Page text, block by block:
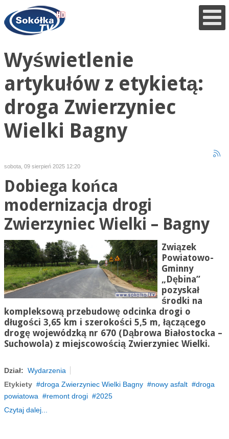
Wyświetlenie
artykułów z etykietą:
droga Zwierzyniec
Wielki Bagny
sobota, 09 sierpień 2025 12:20
Dobiega końca
modernizacja drogi
Zwierzyniec Wielki – Bagny
Związek
Powiatowo-
Gminny
„Dębina”
pozyskał
środki na
kompleksową przebudowę odcinka drogi o
długości 3,65 km i szerokości 5,5 m, łączącego
drogę wojewódzką nr 670 (Dąbrowa Białostocka –
Suchowola) z miejscowością Zwierzyniec Wielki.
Dział: Wydarzenia
Etykiety
droga Zwierzyniec Wielki Bagny nowy asfalt
droga
powiatowa
remont drogi
2025
Czytaj dalej...